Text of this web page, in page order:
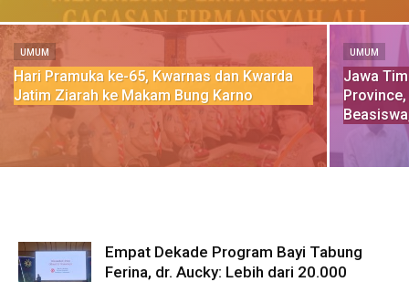
UMUM
Hari Pramuka ke-65, Kwarnas dan Kwarda
Jatim Ziarah ke Makam Bung Karno
UMUM
Jawa
Empat Dekade Program Bayi Tabung
Ferina, dr. Aucky: Lebih dari 20.000